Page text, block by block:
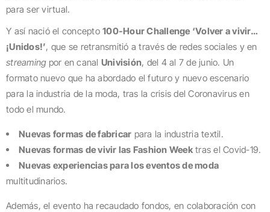
para ser virtual.
Y así nació el concepto 100-Hour Challenge ‘Volver a vivir…
¡Unidos!’, que se retransmitió a través de redes sociales y en
streamingpor en canal Univisión, del 4 al 7 de junio. Un
formato nuevo que ha abordado el futuro y nuevo escenario
para la industria de la moda, tras la crisis del Coronavirus en
todo el mundo.
Nuevas formas de fabricar para la industria textil.
Nuevas formas de vivir las Fashion Weektras el Covid-19.
Nuevas experiencias para los eventos de moda
multitudinarios.
Además, el evento ha recaudado fondos, en colaboración con